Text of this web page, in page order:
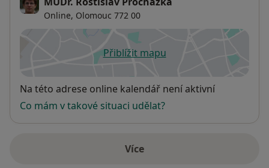
Online, Olomouc 772 00
Přiblížit mapuse otevře v nové záložce
Dostupnost
Na této adrese online kalendář není aktivní
Co mám v takové situaci udělat?
Víceo adrese